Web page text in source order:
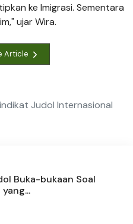
ke Imigrasi. Sementara
ujar Wira.
Article
Judol Internasional
Buka-bukaan Soal